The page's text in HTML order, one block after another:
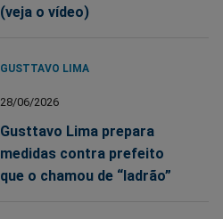
(veja o vídeo)
GUSTTAVO LIMA
28/06/2026
Gusttavo Lima prepara
medidas contra prefeito
que o chamou de “ladrão”